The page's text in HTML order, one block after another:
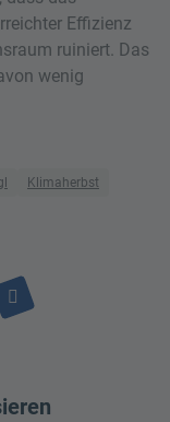
Effizienz
ruiniert. Das
wenig
Klimaherbst